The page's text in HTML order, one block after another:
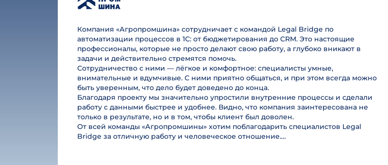
Компания «Агропромшина» сотрудничает с командой Legal Bridge по
автоматизации процессов в 1С: от бюджетирования до CRM. Это настоящие
профессионалы, которые не просто делают свою работу, а глубоко вникают в
задачи и действительно стремятся помочь.
Сотрудничество с ними — лёгкое и комфортное: специалисты умные,
внимательные и вдумчивые. С ними приятно общаться, и при этом всегда можно
быть уверенным, что дело будет доведено до конца.
Благодаря проекту мы значительно упростили внутренние процессы и сделали
работу с данными быстрее и удобнее. Видно, что компания заинтересована не
только в результате, но и в том, чтобы клиент был доволен.
От всей команды «Агропромшины» хотим поблагодарить специалистов Legal
Bridge за отличную работу и человеческое отношение.…